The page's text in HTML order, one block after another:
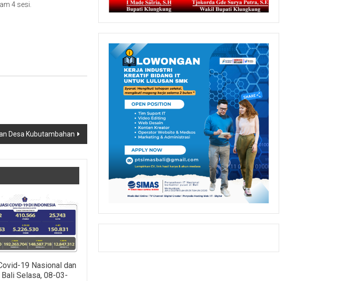
4 sesi.
Desa Kubutambahan
19 Nasional dan
Selasa, 08-03-